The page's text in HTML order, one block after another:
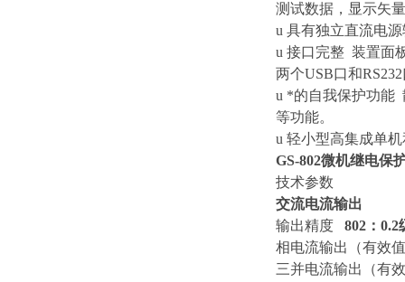
测试数据，显示矢
u 具有独立直流电
u 接口完整 装置面
两个USB口和
u *的自我保护功能
等功能。
u 轻小型高集成单
GS-802微机继电保
技术参数
交流电流输出
输出精度 802：0.2
相电流输出（有
三并电流输出（有